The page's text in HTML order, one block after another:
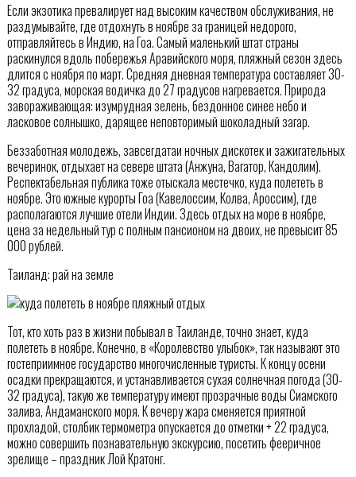
Если экзотика превалирует над высоким качеством обслуживания, не
раздумывайте, где отдохнуть в ноябре за границей недорого,
отправляйтесь в Индию, на Гоа. Самый маленький штат страны
раскинулся вдоль побережья Аравийского моря, пляжный сезон здесь
длится с ноября по март. Средняя дневная температура составляет 30-
32 градуса, морская водичка до 27 градусов нагревается. Природа
завораживающая: изумрудная зелень, бездонное синее небо и
ласковое солнышко, дарящее неповторимый шоколадный загар.
Беззаботная молодежь, завсегдатаи ночных дискотек и зажигательных
вечеринок, отдыхает на севере штата (Анжуна, Вагатор, Кандолим).
Респектабельная публика тоже отыскала местечко, куда полететь в
ноябре. Это южные курорты Гоа (Кавелоссим, Колва, Ароссим), где
располагаются лучшие отели Индии. Здесь отдых на море в ноябре,
цена за недельный тур с полным пансионом на двоих, не превысит 85
000 рублей.
Таиланд: рай на земле
Тот, кто хоть раз в жизни побывал в Таиланде, точно знает, куда
полететь в ноябре. Конечно, в «Королевство улыбок», так называют это
гостеприимное государство многочисленные туристы. К концу осени
осадки прекращаются, и устанавливается сухая солнечная погода (30-
32 градуса), такую же температуру имеют прозрачные воды Сиамского
залива, Андаманского моря. К вечеру жара сменяется приятной
прохладой, столбик термометра опускается до отметки + 22 градуса,
можно совершить познавательную экскурсию, посетить фееричное
зрелище – праздник Лой Кратонг.